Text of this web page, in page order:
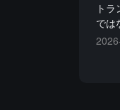
ト
では